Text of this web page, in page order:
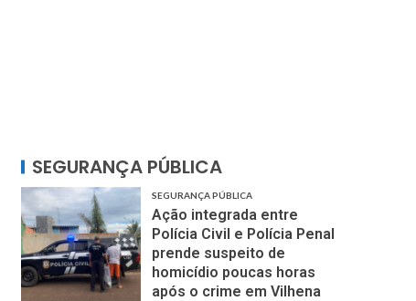
SEGURANÇA PÚBLICA
SEGURANÇA PÚBLICA
Ação integrada entre
Polícia Civil e Polícia Penal
prende suspeito de
homicídio poucas horas
após o crime em Vilhena